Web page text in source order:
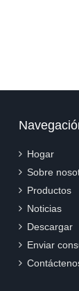
Hogar
Sobre
Productos
Noticias
Descargar
Enviar